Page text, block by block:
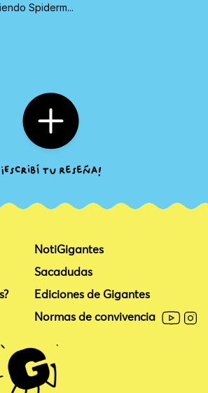
Spiderm...
NotiGigantes
Sacadudas
Ediciones de Gigantes
Normas de convivencia